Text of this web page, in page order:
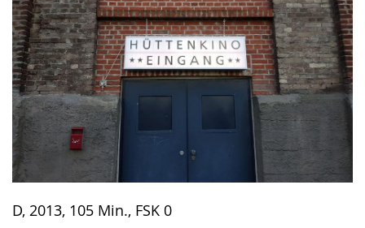
D, 2013, 105 Min., FSK 0
angezeigt.